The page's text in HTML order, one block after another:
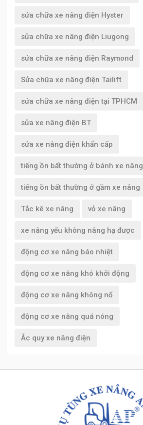
sửa chữa xe nâng điện Hyster
sửa chữa xe nâng điện Liugong
sửa chữa xe nâng điện Raymond
Sửa chữa xe nâng điện Tailift
sửa chữa xe nâng điện tại TPHCM
sửa xe nâng điện BT
sửa xe nâng điện khẩn cấp
tiếng ồn bất thường ở bánh xe nâng
tiếng ồn bất thường ở gầm xe nâng
Tắc kê xe nâng vỏ xe nâng
xe nâng yếu không nâng hạ được
động cơ xe nâng báo nhiệt
động cơ xe nâng khó khởi động
động cơ xe nâng không nổ
động cơ xe nâng quá nóng
Ắc quy xe nâng điện